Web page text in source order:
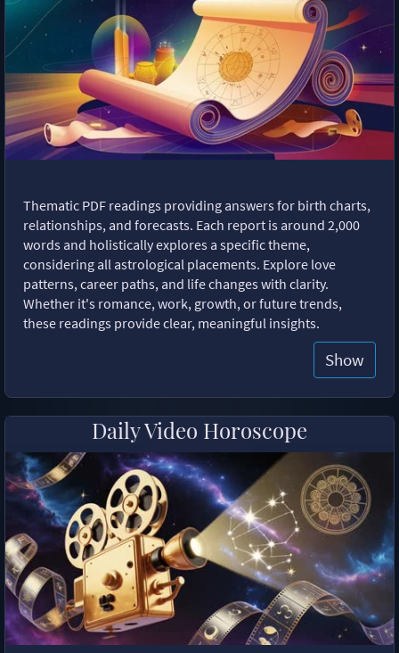
Thematic PDF readings providing answers for birth charts,
relationships, and forecasts. Each report is around 2,000
words and holistically explores a specific theme,
considering all astrological placements. Explore love
patterns, career paths, and life changes with clarity.
Whether it's romance, work, growth, or future trends,
these readings provide clear, meaningful insights.
Show
Daily Video Horoscope